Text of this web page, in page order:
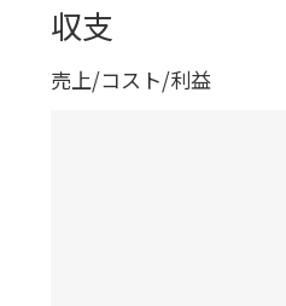
収支
売上/コスト/利益